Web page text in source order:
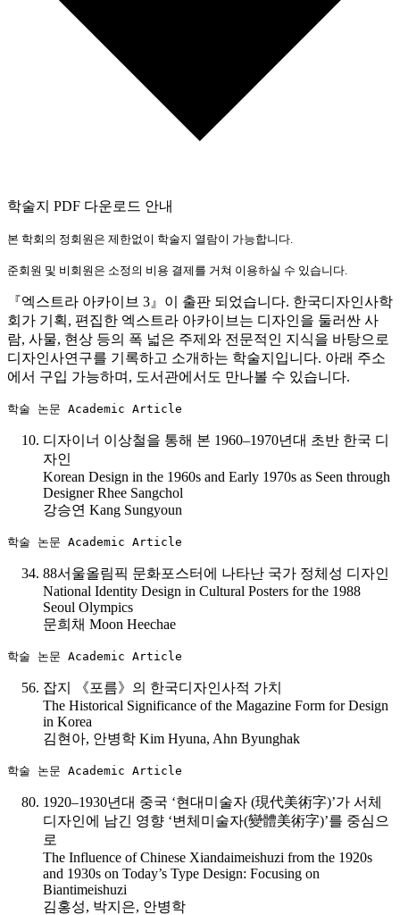
학술지 PDF 다운로드 안내
본 학회의 정회원은 제한없이 학술지 열람이 가능합니다.
준회원 및 비회원은 소정의 비용 결제를 거쳐 이용하실 수 있습니다.
『엑스트라 아카이브 3』이 출판 되었습니다. 한국디자인사학
회가 기획, 편집한 엑스트라 아카이브는 디자인을 둘러싼 사
람, 사물, 현상 등의 폭 넓은 주제와 전문적인 지식을 바탕으로
디자인사연구를 기록하고 소개하는 학술지입니다. 아래 주소
에서 구입 가능하며, 도서관에서도 만나볼 수 있습니다.
학술 논문 Academic Article
디자이너 이상철을 통해 본 1960–1970년대 초반 한국 디
자인
Korean Design in the 1960s and Early 1970s as Seen through
Designer Rhee Sangchol
강승연 Kang Sungyoun
학술 논문 Academic Article
88서울올림픽 문화포스터에 나타난 국가 정체성 디자인
National Identity Design in Cultural Posters for the 1988
Seoul Olympics
문희채 Moon Heechae
학술 논문 Academic Article
잡지 《포름》의 한국디자인사적 가치
The Historical Significance of the Magazine Form for Design
in Korea
김현아, 안병학 Kim Hyuna, Ahn Byunghak
학술 논문 Academic Article
1920–1930년대 중국 ‘현대미술자 (現代美術字)’가 서체
디자인에 남긴 영향 ‘변체미술자(變體美術字)’를 중심으
로
The Influence of Chinese Xiandaimeishuzi from the 1920s
and 1930s on Today’s Type Design: Focusing on
Biantimeishuzi
김홍성, 박지은, 안병학